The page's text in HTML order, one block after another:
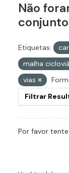
Não
Etiquetas:
malha
vias
Filtrar
Por favor